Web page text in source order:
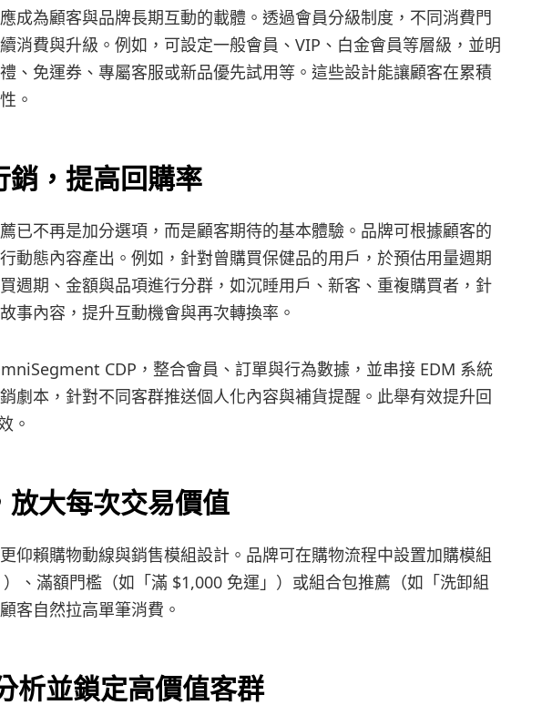
成為顧客與品牌長期互動的載體。透過會員分級制度，不同消費門
消費與升級。例如，可設定一般會員、VIP、白金會員等層級，並明
、免運券、專屬客服或新品優先試用等。這些設計能讓顧客在累積
。
，提高回購率
已不再是加分選項，而是顧客期待的基本體驗。品牌可根據顧客的
動態內容產出。例如，針對曾購買保健品的用戶，於預估用量週期
週期、金額與品項進行分群，如沉睡用戶、新客、重複購買者，針
事內容，提升互動機會與再次轉換率。
CDP，整合會員、訂單與行為數據，並串接 EDM 系統
劇本，針對不同客群推送個人化內容與補貨提醒。此舉有效提升回
。
大每次交易價值
仰賴購物動線與銷售模組設計。品牌可在購物流程中設置加購模組
）、滿額門檻（如「滿 $1,000 免運」）或組合包推薦（如「洗卸組
客自然拉高單筆消費。
析並鎖定高價值客群